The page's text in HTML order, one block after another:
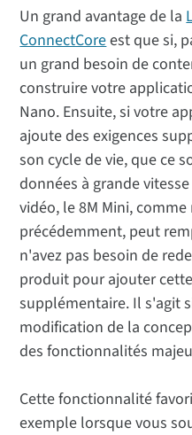
Un grand avantage de la
ConnectCoreest que si,
un grand besoin de
construire votre
Nano. Ensuite, si votre
ajoute des exigences
son cycle de vie, que ce
données à grande
vidéo, le 8M Mini,
précédemment, peut
n'avez pas besoin de
produit pour ajouter
supplémentaire. Il s'agit
modification de la
des fonctionnalités
Cette fonctionnalité
exemple lorsque vous